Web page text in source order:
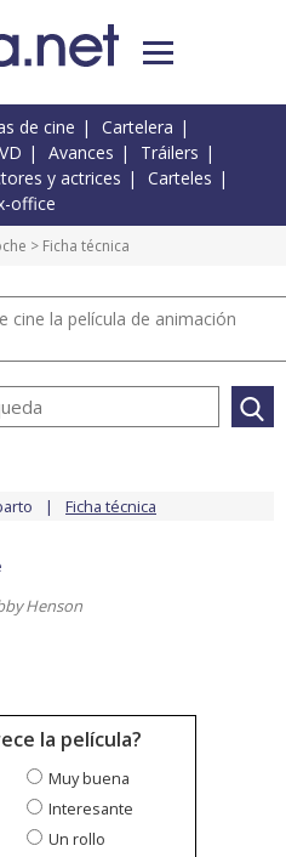
de cine
Cartelera
Avances
Tráilers
y actrices
Carteles
office
> Ficha técnica
cine la película de animación
Ficha técnica
Henson
la película?
Muy buena
Interesante
Un rollo